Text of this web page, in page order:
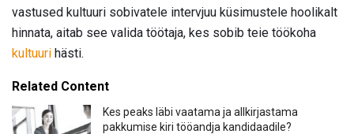
vastused kultuuri sobivatele intervjuu küsimustele hoolikalt
hinnata, aitab see valida töötaja, kes sobib teie töökoha
kultuuri hästi.
Related Content
Kes peaks läbi vaatama ja allkirjastama
pakkumise kiri tööandja kandidaadile?